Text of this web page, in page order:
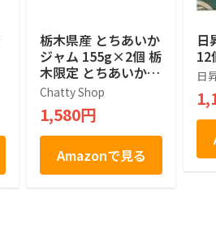
栃木県産 とちあいか
ジャム 155g×2個 栃
木限定 とちあいか使
用 ご当地 ギフト お
土産
Chatty Shop
1,580円
Amazonで見る
日
12
日